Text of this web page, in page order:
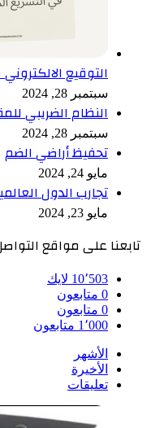
التوقيع
سبتمبر 28, 2024
النظام الضريبي
سبتمبر 28, 2024
تحفيظ أراضي الضم
مايو 24, 2024
تجارب الدول
مايو 23, 2024
تابعنا على مواقع
10٬503 لايك
0 متابعون
0 متابعون
1٬000 متابعون
الأشهر
الأخيرة
تعليقات